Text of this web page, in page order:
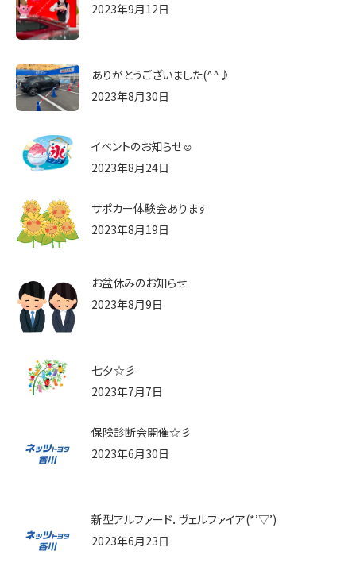
採用情報
2023年9月12日
ありがとうございました(^^♪
2023年8月30日
イベントのお知らせ☺
2023年8月24日
サポカー体験会あります
2023年8月19日
お盆休みのお知らせ
2023年8月9日
七夕☆彡
2023年7月7日
保険診断会開催☆彡
2023年6月30日
新型アルファード．ヴェルファイア(*’▽’)
2023年6月23日